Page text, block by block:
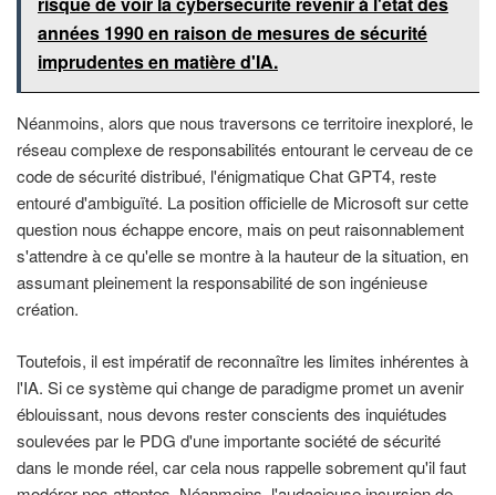
années 1990 en raison de mesures de sécurité
imprudentes en matière d'IA.
Néanmoins, alors que nous traversons ce territoire inexploré, le
réseau complexe de responsabilités entourant le cerveau de ce
code de sécurité distribué, l'énigmatique Chat GPT4, reste
entouré d'ambiguïté. La position officielle de Microsoft sur cette
question nous échappe encore, mais on peut raisonnablement
s'attendre à ce qu'elle se montre à la hauteur de la situation, en
assumant pleinement la responsabilité de son ingénieuse
création.
Toutefois, il est impératif de reconnaître les limites inhérentes à
l'IA. Si ce système qui change de paradigme promet un avenir
éblouissant, nous devons rester conscients des inquiétudes
soulevées par le PDG d'une importante société de sécurité
dans le monde réel, car cela nous rappelle sobrement qu'il faut